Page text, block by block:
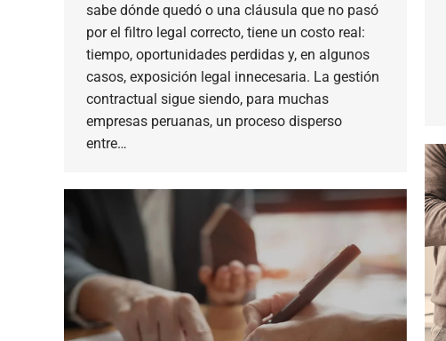
sabe dónde quedó o una cláusula que no pasó
por el filtro legal correcto, tiene un costo real:
tiempo, oportunidades perdidas y, en algunos
casos, exposición legal innecesaria. La gestión
contractual sigue siendo, para muchas
empresas peruanas, un proceso disperso
entre…